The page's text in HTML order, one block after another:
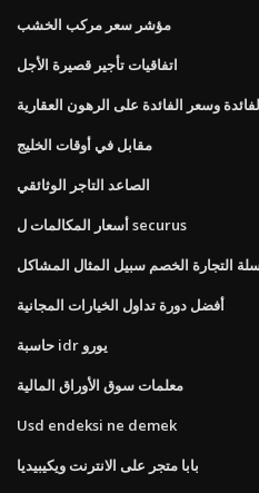
مؤشر سعر مركب الخشب
اتفاقيات تأجير قصيرة الأجل
وسعر الفائدة على الرهون العقارية
مقابل في أوقات الخليج
الصاعد التاجر الوثائقي
أسعار المكالمات ل securus
التجارة الخصم سبيل المثال المشاكل
أفضل دورة تداول الخيارات المجانية
حاسبة idr يورو
معلمات سوق الأوراق المالية
Usd endeksi ne demek
بابا متجر على الانترنت ويكيبيديا